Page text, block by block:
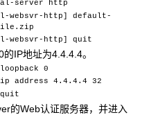
server http
websvr-http] default-
websvr-http] quit
IP地址为4.4.4.4。
0
ip address 4.4.4.4 32
quit
的Web认证服务器，并进入